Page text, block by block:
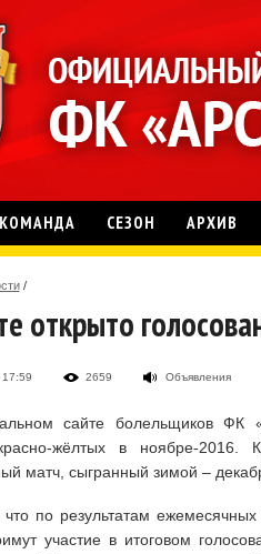
КОМАНДА СЕЗОН АРХИВ
/
открыто
2659 Объявления
сайте болельщиков ФК
жёлтых в ноябре-
матч, сыгранный зимой –
по результатам
участие в итоговом